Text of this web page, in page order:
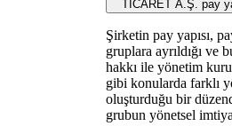
TİCARET A.Ş. pay
Şirketin pay yapısı,
gruplara ayrıldığı ve
hakkı ile yönetim
gibi konularda farklı
oluşturduğu bir
grubun yönetsel